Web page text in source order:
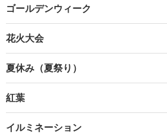
ゴールデンウィーク
花火大会
夏休み（夏祭り）
紅葉
イルミネーション